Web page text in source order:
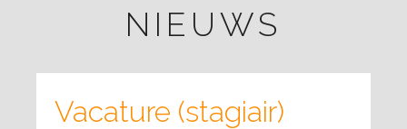
NIEUWS
Vacature (stagiair)